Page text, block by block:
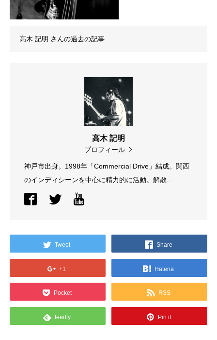
高木 記明 さんの過去の記事
高木 記明
プロフィール
神戸市出身。1998年「Commercial Drive」結成。関西
のインディシーンを中心に精力的に活動。解散...
Tweet Share
+1 Hatena
Pocket RSS
feedly Pin it